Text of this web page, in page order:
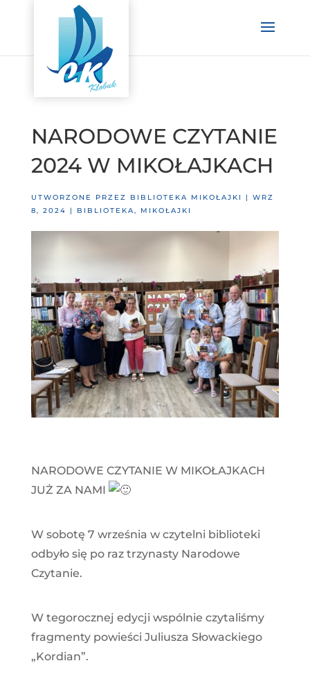
NARODOWE CZYTANIE
2024 W MIKOŁAJKACH
UTWORZONE PRZEZ BIBLIOTEKA MIKOŁAJKI | WRZ
8, 2024
| BIBLIOTEKA, MIKOŁAJKI
NARODOWE CZYTANIE W MIKOŁAJKACH
JUŻ ZA NAMI
W sobotę 7 września w czytelni biblioteki
odbyło się po raz trzynasty Narodowe
Czytanie.
W tegorocznej edycji wspólnie czytaliśmy
fragmenty powieści Juliusza Słowackiego
„Kordian”.